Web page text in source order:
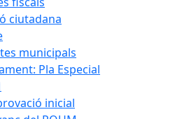
ciutadana
municipals
Pla Especial
inicial